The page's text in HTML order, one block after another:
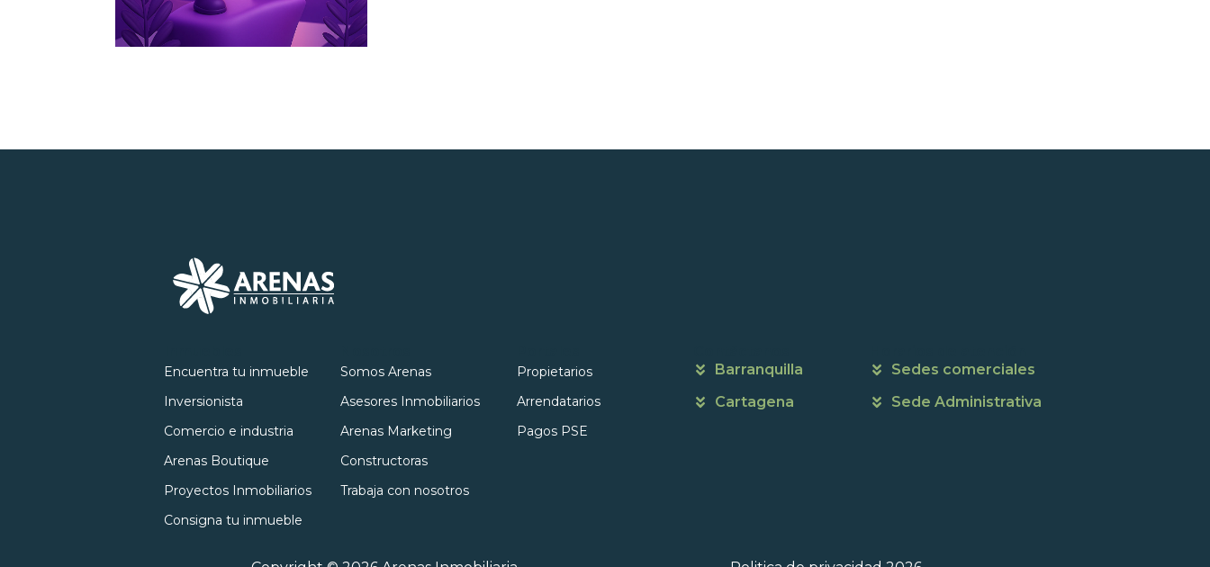
Encuentra tu inmueble
Inversionista
Comercio e industria
Arenas Boutique
Proyectos Inmobiliarios
Consigna tu inmueble
Somos Arenas
Asesores Inmobiliarios
Arenas Marketing
Constructoras
Trabaja con nosotros
Propietarios
Arrendatarios
Pagos PSE
Barranquilla
Cartagena
Sedes comerciales
Sede Administrativa